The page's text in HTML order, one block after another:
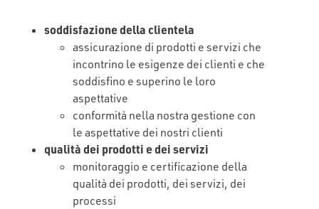
soddisfazione della clientela
assicurazione di prodotti e servizi che
incontrino le esigenze dei clienti e che
soddisfino e superino le loro
aspettative
conformità nella nostra gestione con
le aspettative dei nostri clienti
qualità dei prodotti e dei servizi
monitoraggio e certificazione della
qualità dei prodotti, dei servizi, dei
processi